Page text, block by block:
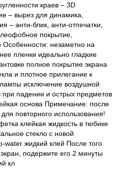
краев – 3D
– вырез для динамика,
– анти-блик, анти-отпечатки,
покрытие,
незаметно на
пленки идеально гладкие
полное покрытие экрана
и плотное прилегание к
исключение воздушной
при падении и острых предметов
основа Примечание: после
повторного использования!
клейкая жидкость в тюбике
стекло с новой
water жидкий клей После того
подержите его 2 минуты
кл